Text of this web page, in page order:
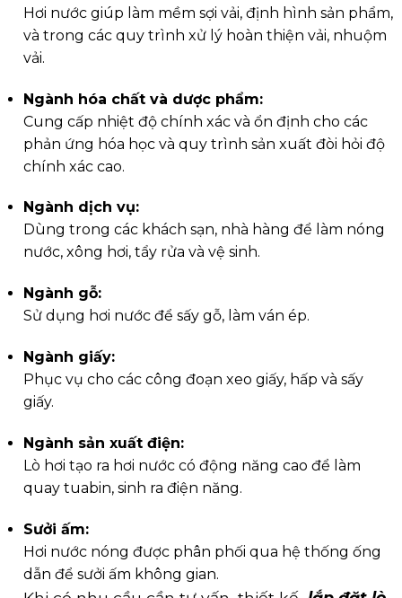
Hơi nước giúp làm mềm sợi vải, định hình sản phẩm,
và trong các quy trình xử lý hoàn thiện vải, nhuộm
vải.
Ngành hóa chất và dược phẩm:
Cung cấp nhiệt độ chính xác và ổn định cho các
phản ứng hóa học và quy trình sản xuất đòi hỏi độ
chính xác cao.
Ngành dịch vụ:
Dùng trong các khách sạn, nhà hàng để làm nóng
nước, xông hơi, tẩy rửa và vệ sinh.
Ngành gỗ:
Sử dụng hơi nước để sấy gỗ, làm ván ép.
Ngành giấy:
Phục vụ cho các công đoạn xeo giấy, hấp và sấy
giấy.
Ngành sản xuất điện:
Lò hơi tạo ra hơi nước có động năng cao để làm
quay tuabin, sinh ra điện năng.
Sưởi ấm:
Hơi nước nóng được phân phối qua hệ thống ống
dẫn để sưởi ấm không gian.